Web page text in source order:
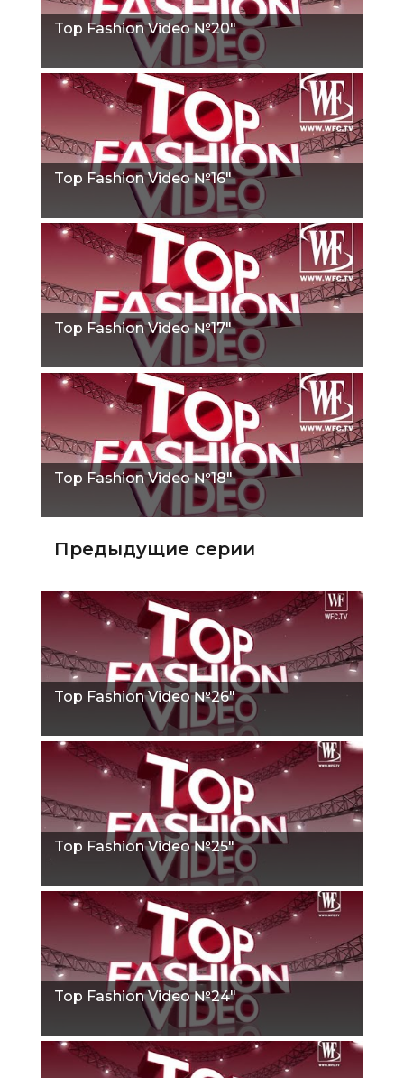
Top Fashion Video №20"
Top Fashion Video №16"
Top Fashion Video №17"
Top Fashion Video №18"
Предыдущие серии
Top Fashion Video №26"
Top Fashion Video №25"
Top Fashion Video №24"